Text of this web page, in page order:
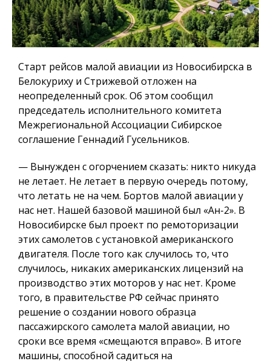
Старт рейсов малой авиации из Новосибирска в
Белокуриху и Стрижевой отложен на
неопределенный срок. Об этом сообщил
председатель исполнительного комитета
Межрегиональной Ассоциации Сибирское
соглашение Геннадий Гусельников.
— Вынужден с огорчением сказать: никто никуда
не летает. Не летает в первую очередь потому,
что летать не на чем. Бортов малой авиации у
нас нет. Нашей базовой машиной был «Ан-2». В
Новосибирске был проект по ремоторизации
этих самолетов с установкой американского
двигателя. После того как случилось то, что
случилось, никаких американских лицензий на
производство этих моторов у нас нет. Кроме
того, в правительстве РФ сейчас принято
решение о создании нового образца
пассажирского самолета малой авиации, но
сроки все время «смещаются вправо». В итоге
машины, способной садиться на